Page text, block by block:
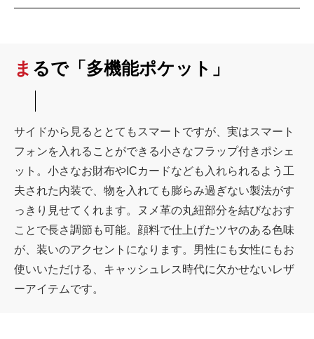
まるで「多機能ポケット」
サイドから見るととてもスマートですが、実はスマート
フォンを入れることができる小さなフラップ付きポシェ
ット。小さなお財布やICカードなども入れられるよう工
夫された内装で、物を入れても膨らみ過ぎない製法がす
っきり見せてくれます。ヌメ革の丸紐部分を結びなおす
ことで長さ調節も可能。顔料で仕上げたツヤのある色味
が、装いのアクセントになります。男性にも女性にもお
使いいただける、キャッシュレス時代に欠かせないレザ
ーアイテムです。